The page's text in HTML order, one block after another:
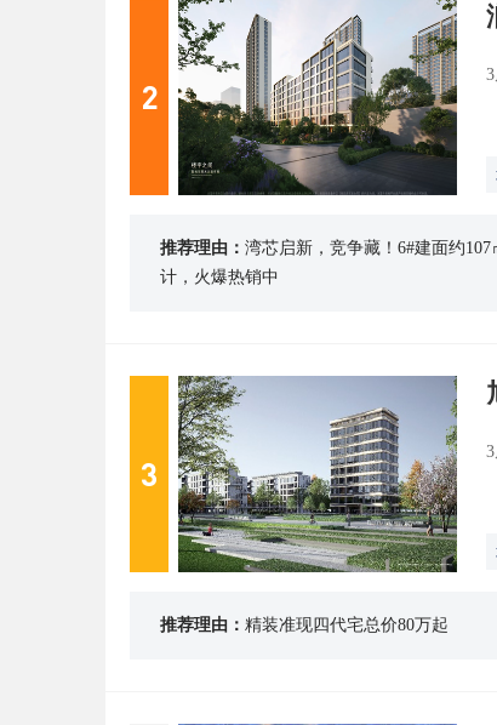
2
推荐理由： 湾芯启新，竞争藏！6#建面约
计，火爆热销中
3
推荐理由： 精装准现四代宅总价80万起